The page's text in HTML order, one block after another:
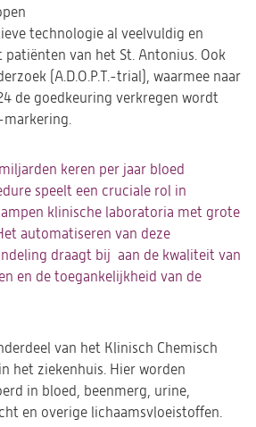
technologie al veelvuldig en
van het St. Antonius. Ook
(A.D.O.P.T.-trial), waarmee naar
de goedkeuring verkregen wordt
markering.
keren per jaar bloed
speelt een cruciale rol in
klinische laboratoria met grote
automatiseren van deze
draagt bij aan de kwaliteit van
en de toegankelijkheid van de
van het Klinisch Chemisch
het ziekenhuis. Hier worden
in bloed, beenmerg, urine,
en overige lichaamsvloeistoffen.